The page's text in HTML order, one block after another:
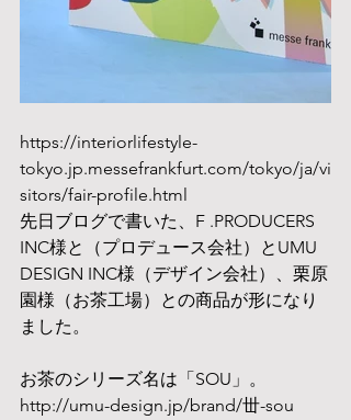
https://interiorlifestyle-
tokyo.jp.messefrankfurt.com/tokyo/ja/vi
sitors/fair-profile.html
先日ブログで書いた、F .PRODUCERS
INC様と（プロデュース会社）とUMU
DESIGN INC様（デザイン会社）、栗原
園様（お茶工場）との商品が形になり
ました。
お茶のシリーズ名は「SOU」。
http://umu-design.jp/brand/丗-sou